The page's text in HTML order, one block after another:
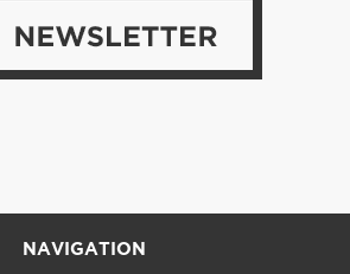
NAVIGATION